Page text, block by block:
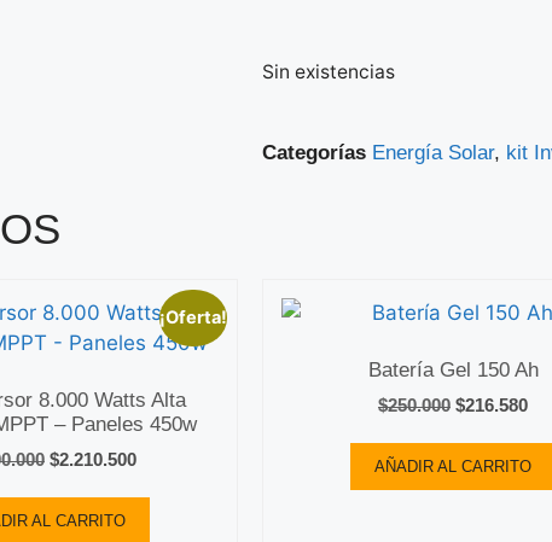
Sin existencias
Categorías Energía Solar, kit
¡Oferta!
8.000 Watts Alta
– Paneles 450w
$2.210.500
AL CARRITO
Batería Gel 150 Ah
$250.000 $216.580
AÑADIR AL CARRITO